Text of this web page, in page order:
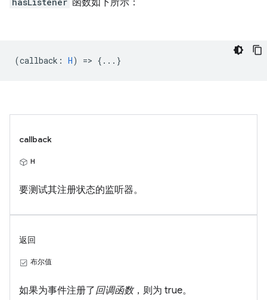
hasListener 函数如下所示：
(callback : H) => {...}
callback
H
要测试其注册状态的监听器。
返回
布尔值
如果为事件注册了回调函数，则为 true。